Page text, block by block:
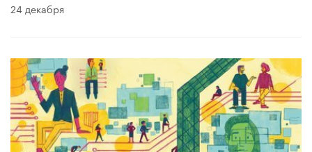
24 декабря